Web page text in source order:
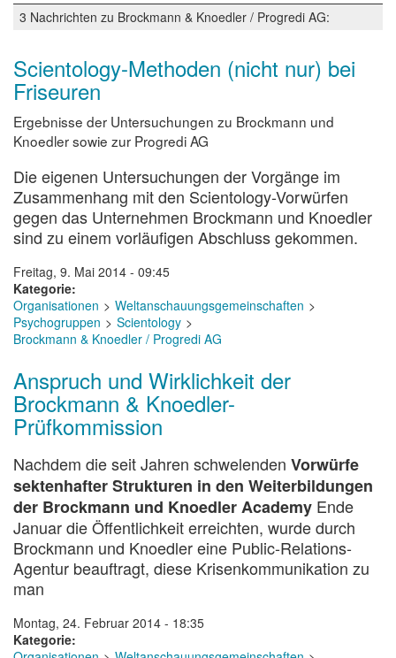
und
das
3 Nachrichten zu Brockmann & Knoedler / Progredi AG:
Scientology-Methoden (nicht nur) bei
Friseuren
Ergebnisse der Untersuchungen zu Brockmann und
Knoedler sowie zur Progredi AG
Die eigenen Untersuchungen der Vorgänge im
Zusammenhang mit den Scientology-Vorwürfen
gegen das Unternehmen Brockmann und Knoedler
sind zu einem vorläufigen Abschluss gekommen.
Freitag, 9. Mai 2014 - 09:45
Kategorie
Organisationen
Weltanschauungsgemeinschaften
Psychogruppen
Scientology
Brockmann & Knoedler / Progredi AG
Anspruch und Wirklichkeit der
Brockmann & Knoedler-
Prüfkommission
Nachdem die seit Jahren schwelenden Vorwürfe
sektenhafter Strukturen in den Weiterbildungen
der Brockmann und Knoedler Academy Ende
Januar die Öffentlichkeit erreichten, wurde durch
Brockmann und Knoedler eine Public-Relations-
Agentur beauftragt, diese Krisenkommunikation zu
man
Montag, 24. Februar 2014 - 18:35
Kategorie